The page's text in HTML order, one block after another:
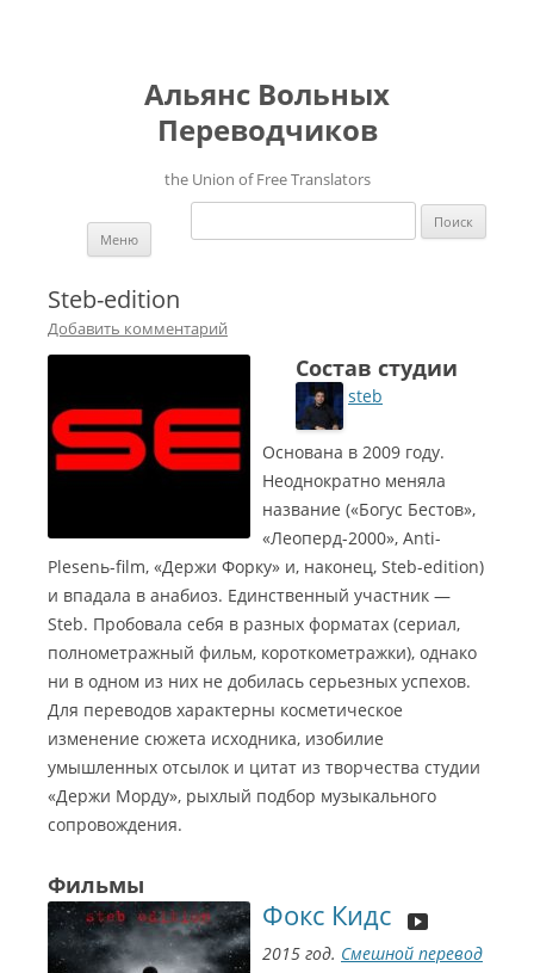
Альянс Вольных
Переводчиков
the Union of Free Translators
Найти:
Меню
Steb-edition
Добавить комментарий
Состав студии
steb
Основана в 2009 году.
Неоднократно меняла
название («Богус Бестов»,
«Леоперд-2000», Anti-
Plesenь-film, «Держи Форку» и, наконец, Steb-edition)
и впадала в анабиоз. Единственный участник —
Steb. Пробовала себя в разных форматах (сериал,
полнометражный фильм, короткометражки), однако
ни в одном из них не добилась серьезных успехов.
Для переводов характерны косметическое
изменение сюжета исходника, изобилие
умышленных отсылок и цитат из творчества студии
«Держи Морду», рыхлый подбор музыкального
сопровождения.
Фильмы
Фокс Кидс
2015 год. Смешной перевод